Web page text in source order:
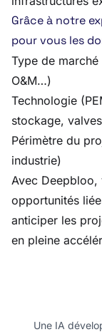
Grâce à notre
pour vous les
Type de
O&M…)
Technologie
stockage,
Périmètre du
industrie)
Avec Deepbloo,
opportunités
anticiper les
en pleine
Une IA